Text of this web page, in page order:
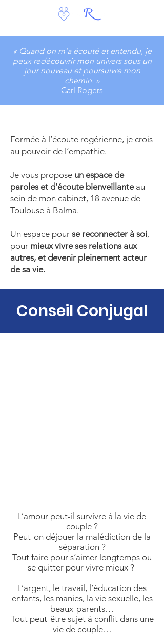
« Quand on m’a écouté et entendu, je
peux redécouvrir mon univers sous un
jour nouveau et poursuivre mon
chemin. »
Carl Rogers
Formée à l’écoute rogérienne, je crois
au pouvoir de l’empathie.
Je vous propose un espace de
paroles et d’écoute bienveillanteau
sein de mon cabinet, 18 avenue de
Toulouse à Balma.
Un espace pour se reconnecter à soi,
pour mieux vivre ses relations aux
autres, et devenir pleinement acteur
de sa vie.
Conseil Conjugal
L’amour peut-il survivre à la vie de
couple ?
Peut-on déjouer la malédiction de la
séparation ?
Tout faire pour s’aimer longtemps ou
se quitter pour vivre mieux ?
L’argent, le travail, l’éducation des
enfants, les manies, la vie sexuelle, les
beaux-parents…
Tout peut-être sujet à conflit dans une
vie de couple…